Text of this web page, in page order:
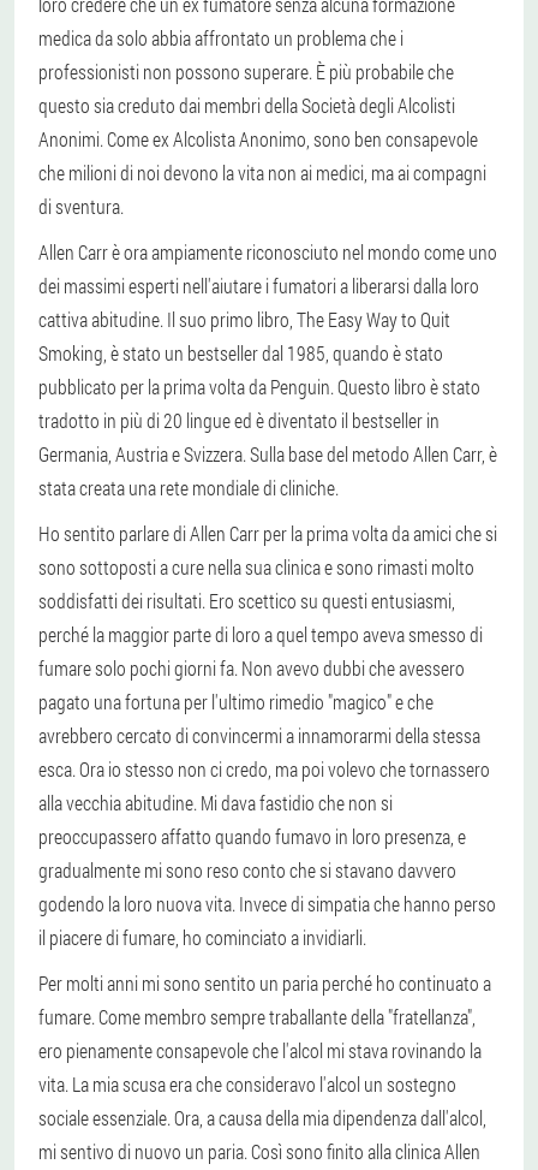
medica da solo abbia affrontato un problema che i
professionisti non possono superare. È più probabile che
questo sia creduto dai membri della Società degli Alcolisti
Anonimi. Come ex Alcolista Anonimo, sono ben consapevole
che milioni di noi devono la vita non ai medici, ma ai compagni
di sventura.
Allen Carr è ora ampiamente riconosciuto nel mondo come uno
dei massimi esperti nell'aiutare i fumatori a liberarsi dalla loro
cattiva abitudine. Il suo primo libro, The Easy Way to Quit
Smoking, è stato un bestseller dal 1985, quando è stato
pubblicato per la prima volta da Penguin. Questo libro è stato
tradotto in più di 20 lingue ed è diventato il bestseller in
Germania, Austria e Svizzera. Sulla base del metodo Allen Carr, è
stata creata una rete mondiale di cliniche.
Ho sentito parlare di Allen Carr per la prima volta da amici che si
sono sottoposti a cure nella sua clinica e sono rimasti molto
soddisfatti dei risultati. Ero scettico su questi entusiasmi,
perché la maggior parte di loro a quel tempo aveva smesso di
fumare solo pochi giorni fa. Non avevo dubbi che avessero
pagato una fortuna per l'ultimo rimedio "magico" e che
avrebbero cercato di convincermi a innamorarmi della stessa
esca. Ora io stesso non ci credo, ma poi volevo che tornassero
alla vecchia abitudine. Mi dava fastidio che non si
preoccupassero affatto quando fumavo in loro presenza, e
gradualmente mi sono reso conto che si stavano davvero
godendo la loro nuova vita. Invece di simpatia che hanno perso
il piacere di fumare, ho cominciato a invidiarli.
Per molti anni mi sono sentito un paria perché ho continuato a
fumare. Come membro sempre traballante della "fratellanza",
ero pienamente consapevole che l'alcol mi stava rovinando la
vita. La mia scusa era che consideravo l'alcol un sostegno
sociale essenziale. Ora, a causa della mia dipendenza dall'alcol,
mi sentivo di nuovo un paria. Così sono finito alla clinica Allen